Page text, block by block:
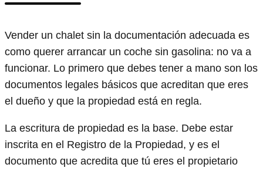
Vender un chalet sin la documentación adecuada es
como querer arrancar un coche sin gasolina: no va a
funcionar. Lo primero que debes tener a mano son los
documentos legales básicos que acreditan que eres
el dueño y que la propiedad está en regla.
La escritura de propiedad es la base. Debe estar
inscrita en el Registro de la Propiedad, y es el
documento que acredita que tú eres el propietario